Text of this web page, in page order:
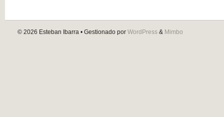
© 2026 Esteban Ibarra • Gestionado por WordPress & Mimbo